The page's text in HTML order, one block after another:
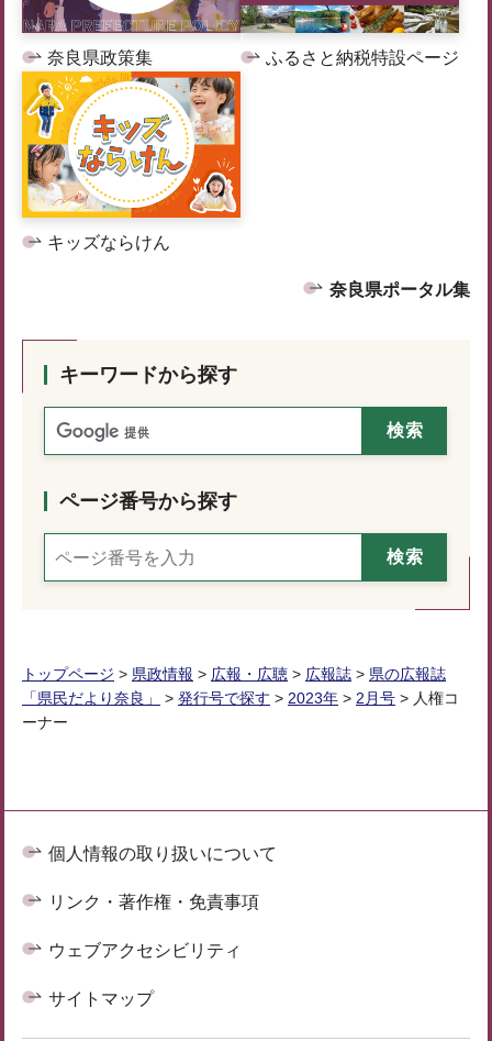
奈良県政策集 ふるさと納税特設ページ
キッズならけん
奈良県ポータル集
キーワードから探す
ページ番号から探す
トップページ > 県政情報 > 広報・広聴 > 広報誌 > 県の広報誌
「県民だより奈良」
> 発行号で探す > 2023年 > 2月号 > 人権コ
ーナー
個人情報の取り扱いについて
リンク・著作権・免責事項
ウェブアクセシビリティ
サイトマップ